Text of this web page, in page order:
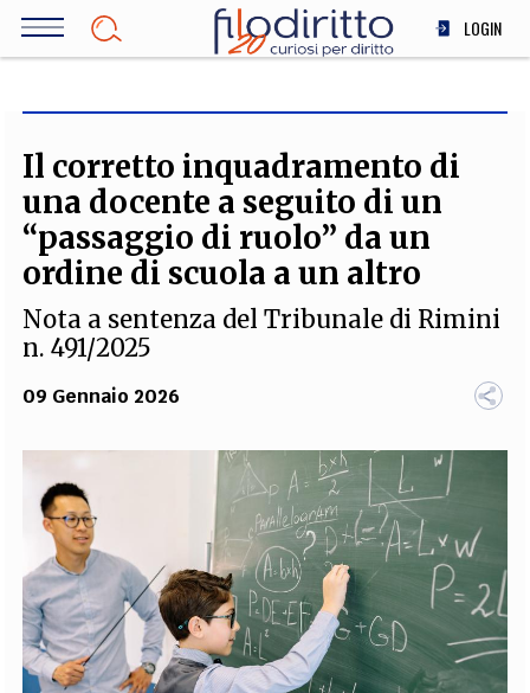
Salta
LOGIN
SOCIETÀ
MEDICINA
SCIENZA
STORIA E FILOSOFIA
ALTRO
COMITATO SCIENTIFICO AUTORI
CURATORI
PARTNER COLLABORA CON NOI
EXTRA
CODICI RUBRICHE LIBRI PROCEEDINGS PUBBLICITÀ CONTATTI
SOCIAL MEDIA
Il corretto inquadramento di
una docente a seguito di un
“passaggio di ruolo” da un
ordine di scuola a un altro
Nota a sentenza del Tribunale di Rimini
n. 491/2025
09 Gennaio 2026